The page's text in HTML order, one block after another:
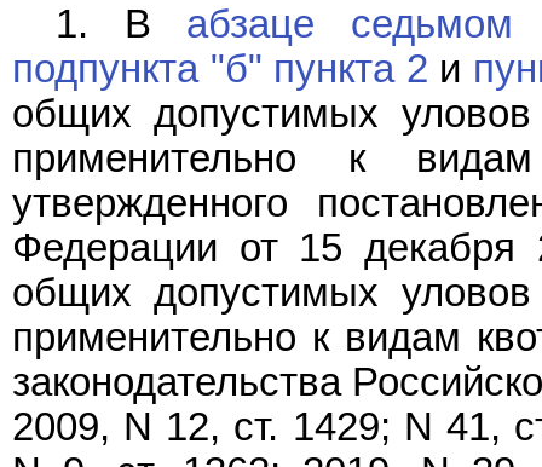
1. В абзаце седьмом
подпункта "б" пункта 2 и
общих допустимых уловов
применительно к
утвержденного
Федерации от 15
общих допустимых уловов
применительно к видам
законодательства
2009, N 12, ст. 1429; N 41,